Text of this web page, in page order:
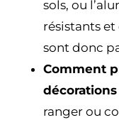
sols, ou
résistants
sont donc
Comment
ranger ou